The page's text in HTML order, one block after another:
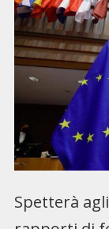
Spetterà